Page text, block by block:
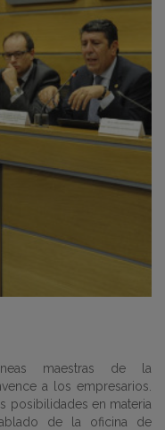
maestras de la
a los empresarios.
posibilidades en materia
de la oficina de